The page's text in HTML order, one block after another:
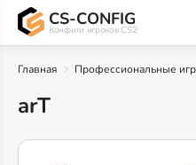
CS-CONFIG
Конфиги игроков CS2
Главная Профессиональные
arT